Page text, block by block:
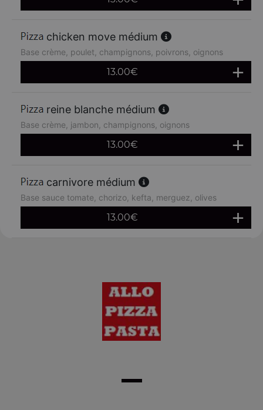
chicken move médium
Base crème, poulet, champignons, poivrons, oignons
13.00€
reine blanche médium
Base crème, jambon, champignons, oignons
13.00€
carnivore médium
Base sauce tomate, chorizo, kefta, merguez, olives
13.00€